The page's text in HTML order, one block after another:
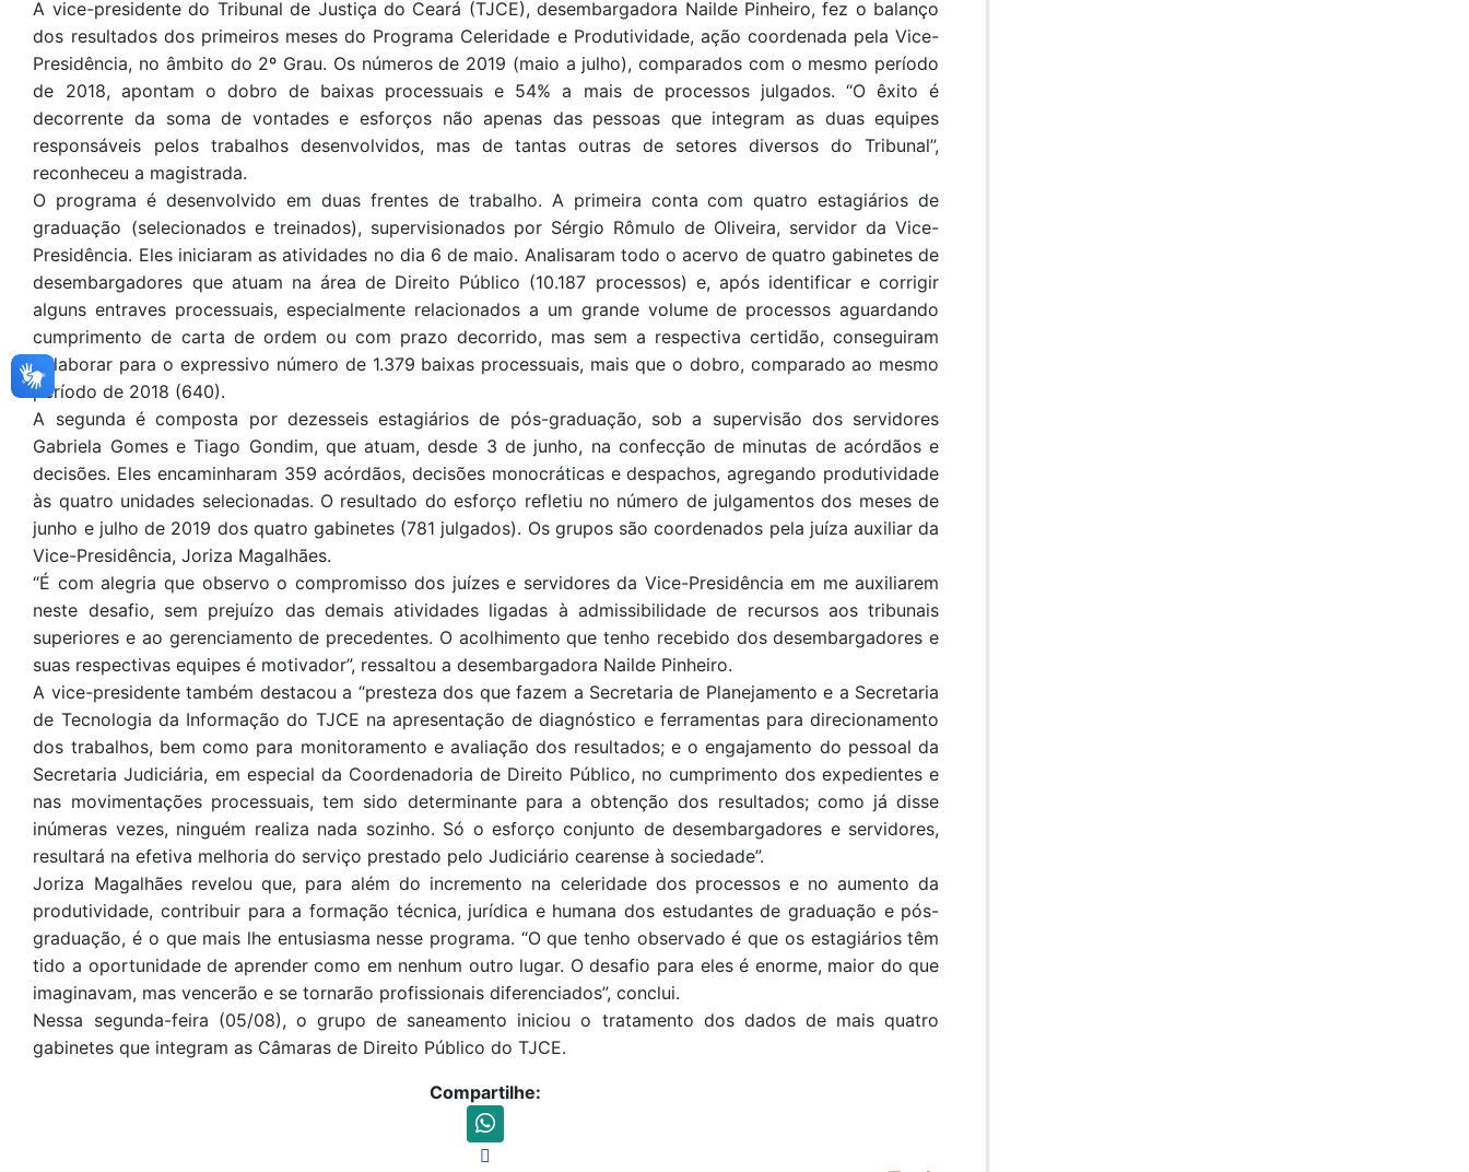
A vice-presidente do Tribunal de Justiça do Ceará (TJCE), desembargadora Nailde Pinheiro, fez o balanço
dos resultados dos primeiros meses do Programa Celeridade e Produtividade, ação coordenada pela Vice-
Presidência, no âmbito do 2º Grau. Os números de 2019 (maio a julho), comparados com o mesmo período
de 2018, apontam o dobro de baixas processuais e 54% a mais de processos julgados. “O êxito é
decorrente da soma de vontades e esforços não apenas das pessoas que integram as duas equipes
responsáveis pelos trabalhos desenvolvidos, mas de tantas outras de setores diversos do Tribunal”,
reconheceu a magistrada.
O programa é desenvolvido em duas frentes de trabalho. A primeira conta com quatro estagiários de
graduação (selecionados e treinados), supervisionados por Sérgio Rômulo de Oliveira, servidor da Vice-
Presidência. Eles iniciaram as atividades no dia 6 de maio. Analisaram todo o acervo de quatro gabinetes de
desembargadores que atuam na área de Direito Público (10.187 processos) e, após identificar e corrigir
alguns entraves processuais, especialmente relacionados a um grande volume de processos aguardando
cumprimento de carta de ordem ou com prazo decorrido, mas sem a respectiva certidão, conseguiram
colaborar para o expressivo número de 1.379 baixas processuais, mais que o dobro, comparado ao mesmo
período de 2018 (640).
A segunda é composta por dezesseis estagiários de pós-graduação, sob a supervisão dos servidores
Gabriela Gomes e Tiago Gondim, que atuam, desde 3 de junho, na confecção de minutas de acórdãos e
decisões. Eles encaminharam 359 acórdãos, decisões monocráticas e despachos, agregando produtividade
às quatro unidades selecionadas. O resultado do esforço refletiu no número de julgamentos dos meses de
junho e julho de 2019 dos quatro gabinetes (781 julgados). Os grupos são coordenados pela juíza auxiliar da
Vice-Presidência, Joriza Magalhães.
“É com alegria que observo o compromisso dos juízes e servidores da Vice-Presidência em me auxiliarem
neste desafio, sem prejuízo das demais atividades ligadas à admissibilidade de recursos aos tribunais
superiores e ao gerenciamento de precedentes. O acolhimento que tenho recebido dos desembargadores e
suas respectivas equipes é motivador”, ressaltou a desembargadora Nailde Pinheiro.
A vice-presidente também destacou a “presteza dos que fazem a Secretaria de Planejamento e a Secretaria
de Tecnologia da Informação do TJCE na apresentação de diagnóstico e ferramentas para direcionamento
dos trabalhos, bem como para monitoramento e avaliação dos resultados; e o engajamento do pessoal da
Secretaria Judiciária, em especial da Coordenadoria de Direito Público, no cumprimento dos expedientes e
nas movimentações processuais, tem sido determinante para a obtenção dos resultados; como já disse
inúmeras vezes, ninguém realiza nada sozinho. Só o esforço conjunto de desembargadores e servidores,
resultará na efetiva melhoria do serviço prestado pelo Judiciário cearense à sociedade”.
Joriza Magalhães revelou que, para além do incremento na celeridade dos processos e no aumento da
produtividade, contribuir para a formação técnica, jurídica e humana dos estudantes de graduação e pós-
graduação, é o que mais lhe entusiasma nesse programa. “O que tenho observado é que os estagiários têm
tido a oportunidade de aprender como em nenhum outro lugar. O desafio para eles é enorme, maior do que
imaginavam, mas vencerão e se tornarão profissionais diferenciados”, conclui.
Nessa segunda-feira (05/08), o grupo de saneamento iniciou o tratamento dos dados de mais quatro
gabinetes que integram as Câmaras de Direito Público do TJCE.
Compartilhe: